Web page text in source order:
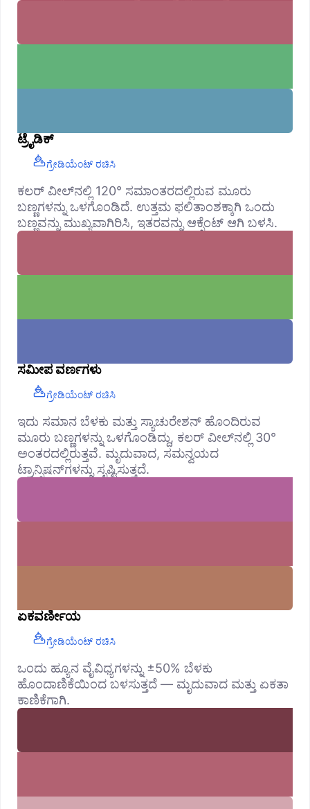
ಟ್ರೈಡಿಕ್
ಗ್ರೇಡಿಯೆಂಟ್ ರಚಿಸಿ
ಕಲರ್ ವೀಲ್‌ನಲ್ಲಿ 120° ಸಮಾಂತರದಲ್ಲಿರುವ ಮೂರು
ಬಣ್ಣಗಳನ್ನು ಒಳಗೊಂಡಿದೆ. ಉತ್ತಮ ಫಲಿತಾಂಶಕ್ಕಾಗಿ ಒಂದು
ಬಣ್ಣವನ್ನು ಮುಖ್ಯವಾಗಿರಿಸಿ, ಇತರವನ್ನು ಆಕ್ಸೆಂಟ್ ಆಗಿ ಬಳಸಿ.
ಸಮೀಪ ವರ್ಣಗಳು
ಗ್ರೇಡಿಯೆಂಟ್ ರಚಿಸಿ
ಇದು ಸಮಾನ ಬೆಳಕು ಮತ್ತು ಸ್ಯಾಚುರೇಶನ್ ಹೊಂದಿರುವ
ಮೂರು ಬಣ್ಣಗಳನ್ನು ಒಳಗೊಂಡಿದ್ದು, ಕಲರ್ ವೀಲ್‌ನಲ್ಲಿ 30°
ಅಂತರದಲ್ಲಿರುತ್ತವೆ. ಮೃದುವಾದ, ಸಮನ್ವಯದ
ಟ್ರಾನ್ಸಿಷನ್‌ಗಳನ್ನು ಸೃಷ್ಟಿಸುತ್ತದೆ.
ಏಕವರ್ಣೀಯ
ಗ್ರೇಡಿಯೆಂಟ್ ರಚಿಸಿ
ಒಂದು ಹ್ಯೂನ ವೈವಿಧ್ಯಗಳನ್ನು ±50% ಬೆಳಕು
ಹೊಂದಾಣಿಕೆಯಿಂದ ಬಳಸುತ್ತದೆ — ಮೃದುವಾದ ಮತ್ತು ಏಕತಾ
ಕಾಣಿಕೆಗಾಗಿ.